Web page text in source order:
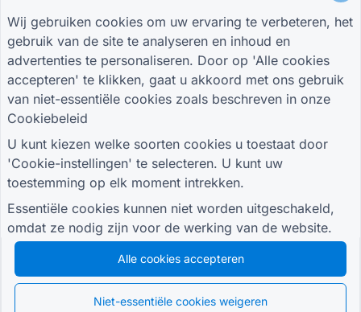
SLUIT JE AAN BIJ DE GEMEENSCHAP
GIDSEN
Helpcentrum
Bloggen
TIGER FORM Gids
BEDRIJF
Over ons
Neem contact met
ons op
VOORWAARDEN
Voorwaarden
Privacybeleid
Cookie-instellingen
© 2026 QR Form Generator. All rights reserved.
Wij gebruiken cookies om uw ervaring te verbeteren, het
gebruik van de site te analyseren en inhoud en
advertenties te personaliseren. Door op 'Alle cookies
accepteren' te klikken, gaat u akkoord met ons gebruik
van niet-essentiële cookies zoals beschreven in onze
Cookiebeleid
U kunt kiezen welke soorten cookies u toestaat door
'Cookie-instellingen' te selecteren. U kunt uw
toestemming op elk moment intrekken.
Essentiële cookies kunnen niet worden uitgeschakeld,
omdat ze nodig zijn voor de werking van de website.
Alle cookies accepteren
Niet-essentiële cookies weigeren